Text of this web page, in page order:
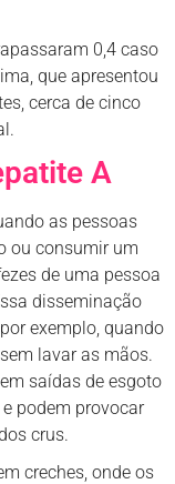
0,4 caso
que apresentou
cerca de cinco
A
as pessoas
ou consumir um
de uma pessoa
disseminação
exemplo, quando
lavar as mãos.
saídas de esgoto
podem provocar
crus.
creches, onde os